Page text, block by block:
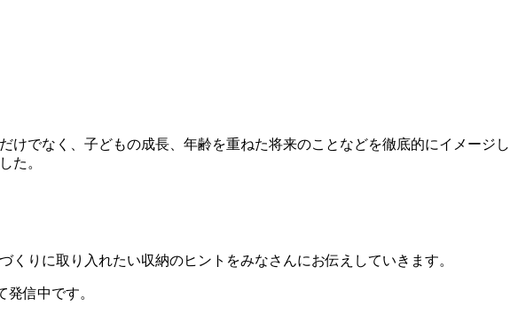
でなく、子どもの成長、年齢を重ねた将来のことなどを徹底的にイメージ
た。
りに取り入れたい収納のヒントをみなさんにお伝えしていきます。
信中です。